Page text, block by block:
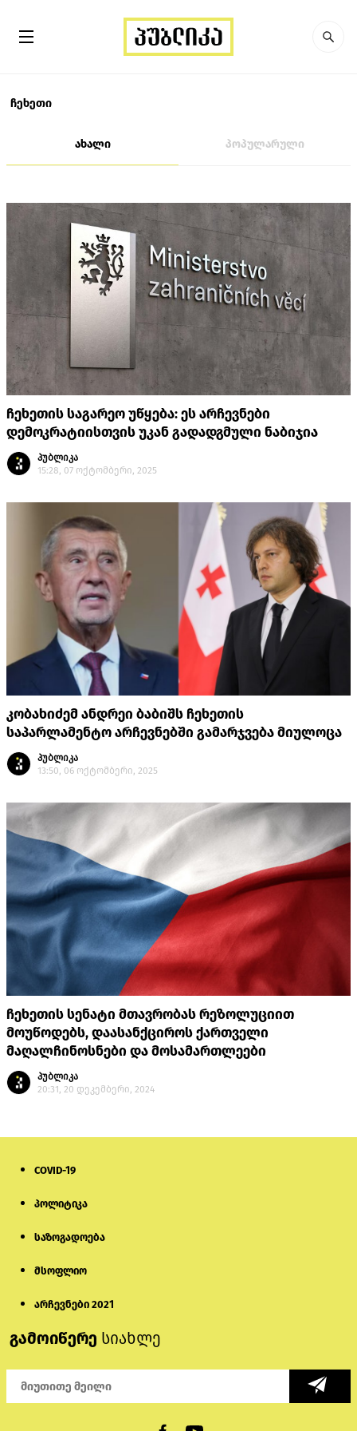
ჩეხეთი
ახალი პოპულარული
ჩეხეთის საგარეო უწყება: ეს არჩევნები
დემოკრატიისთვის უკან გადადგმული ნაბიჯია
პუბლიკა
15:28, 07 ოქტომბერი, 2025
კობახიძემ ანდრეი ბაბიშს ჩეხეთის
საპარლამენტო არჩევნებში გამარჯვება მიულოცა
პუბლიკა
13:50, 06 ოქტომბერი, 2025
ჩეხეთის სენატი მთავრობას რეზოლუციით
მოუწოდებს, დაასანქციროს ქართველი
მაღალჩინოსნები და მოსამართლეები
პუბლიკა
20:31, 20 დეკემბერი, 2024
COVID-19
პოლიტიკა
საზოგადოება
მსოფლიო
არჩევნები 2021
გამოიწერე სიახლე